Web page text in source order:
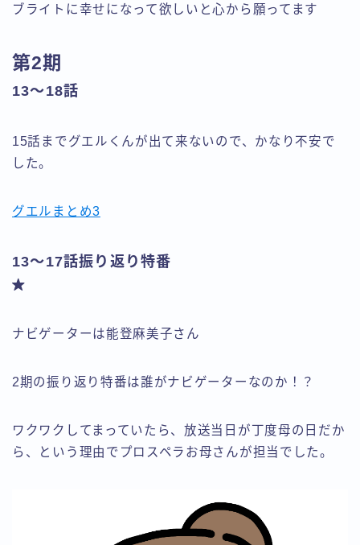
ブライトに幸せになって欲しいと心から願ってます
第2期
13～18話
15話までグエルくんが出て来ないので、かなり不安で
した。
グエルまとめ3
13～17話振り返り特番
ナビゲーターは能登麻美子さん
2期の振り返り特番は誰がナビゲーターなのか！？
ワクワクしてまっていたら、放送当日が丁度母の日だか
ら、という理由でプロスペラお母さんが担当でした。